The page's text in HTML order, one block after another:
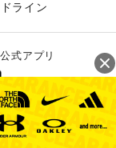
ライン
式アプリ